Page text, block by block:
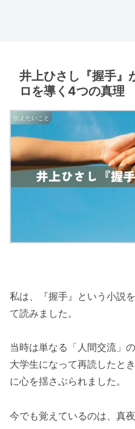
井上ひさし『握手』
ロを導く4つの真理
伝えたいこと
私は、『握手』という小説
て読みました。
当時は単なる「人間交流」
大学生になって再読したと
に心を揺さぶられました。
今でも覚えているのは、真